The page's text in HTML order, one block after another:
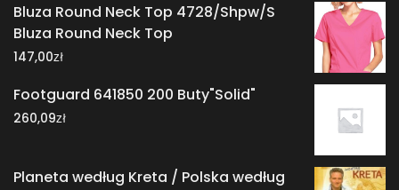
Bluza Round Neck Top 4728/Shpw/S
Bluza Round Neck Top
147,00zł
Footguard 641850 200 Buty"Solid"
260,09zł
Planeta według Kreta / Polska według